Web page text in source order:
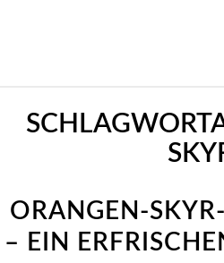
ORANGEN-
– EIN